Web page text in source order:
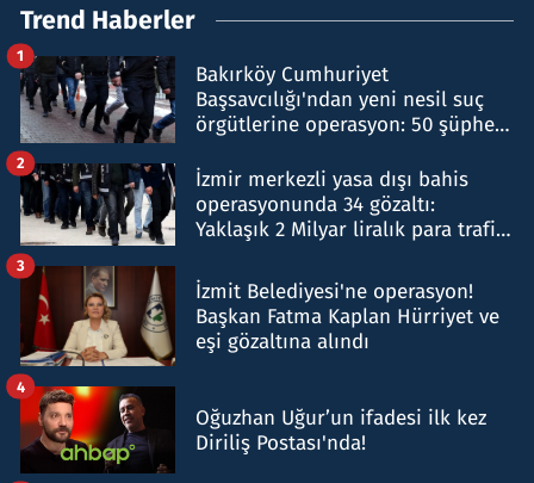
Trend Haberler
Bakırköy Cumhuriyet
Başsavcılığı'ndan yeni nesil suç
örgütlerine operasyon: 50 şüpheli
1
İzmir merkezli yasa dışı bahis
operasyonunda 34 gözaltı:
Yaklaşık 2 Milyar liralık para trafiği
2
İzmit Belediyesi'ne operasyon!
Başkan Fatma Kaplan Hürriyet ve
eşi gözaltına alındı
3
Oğuzhan Uğur’un ifadesi ilk kez
Diriliş Postası'nda!
4